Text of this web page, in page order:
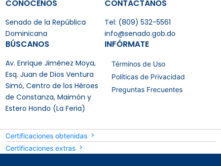
CONÓCENOS
Senado de la República
Dominicana
CONTÁCTANOS
Tel: (809) 532-5561
info@senado.gob.do
BÚSCANOS
Av. Enrique Jiménez Moya,
Esq. Juan de Dios Ventura
Simó, Centro de los Héroes
de Constanza, Maimón y
Estero Hondo (La Feria)
INFÓRMATE
Términos de Uso
Políticas de Privacidad
Preguntas Frecuentes
Certificaciones obtenidas
Certificaciones extras